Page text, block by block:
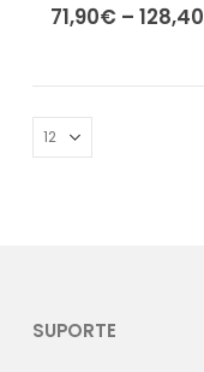
0out of 5
71,90€ – 128,40
SUPORTE